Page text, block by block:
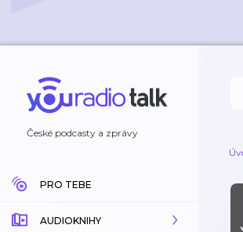
České podcasty a zprávy
PRO TEBE
AUDIOKNIHY